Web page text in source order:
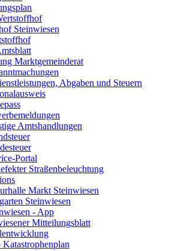
Steinwiesen
Marktgemeinderat
Abgaben und Steuern
Amtshandlungen
Portal
Straßenbeleuchtung
Markt Steinwiesen
Steinwiesen
- App
Mitteilungsblatt